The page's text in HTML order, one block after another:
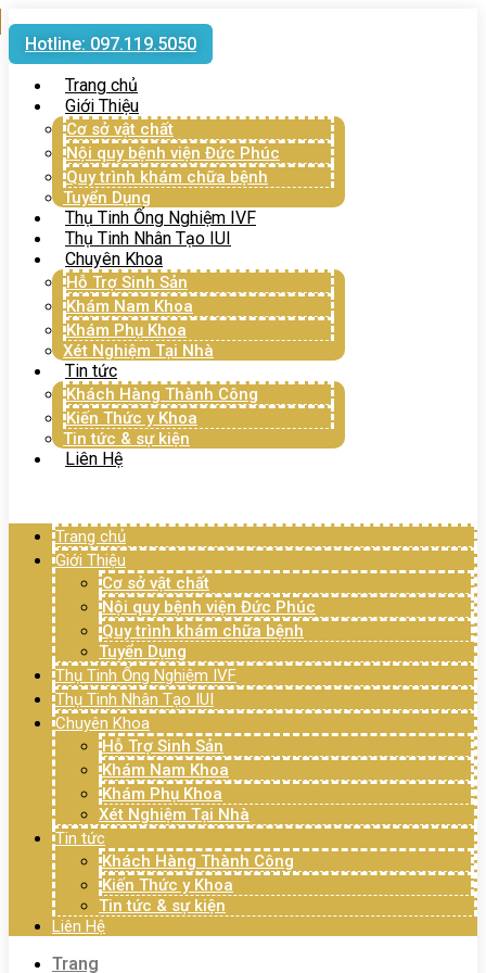
Hotline: 097.119.5050
Trang chủ
Giới Thiệu
Cơ sở vật chất
Nội quy bệnh viện Đức Phúc
Quy trình khám chữa bệnh
Tuyển Dụng
Thụ Tinh Ống Nghiệm IVF
Thụ Tinh Nhân Tạo IUI
Chuyên Khoa
Hỗ Trợ Sinh Sản
Khám Nam Khoa
Khám Phụ Khoa
Xét Nghiệm Tại Nhà
Tin tức
Khách Hàng Thành Công
Kiến Thức y Khoa
Tin tức & sự kiện
Liên Hệ
Trang chủ
Giới Thiệu
Cơ sở vật chất
Nội quy bệnh viện Đức Phúc
Quy trình khám chữa bệnh
Tuyển Dụng
Thụ Tinh Ống Nghiệm IVF
Thụ Tinh Nhân Tạo IUI
Chuyên Khoa
Hỗ Trợ Sinh Sản
Khám Nam Khoa
Khám Phụ Khoa
Xét Nghiệm Tại Nhà
Tin tức
Khách Hàng Thành Công
Kiến Thức y Khoa
Tin tức & sự kiện
Liên Hệ
Trang